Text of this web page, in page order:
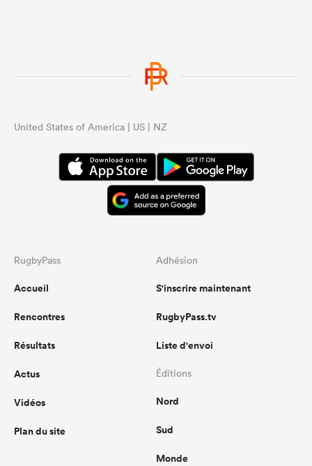
United States of America | US | NZ
RugbyPass
Accueil
Rencontres
Résultats
Actus
Vidéos
Plan du site
Adhésion
S'inscrire maintenant
RugbyPass.tv
Liste d'envoi
Éditions
Nord
Sud
Monde